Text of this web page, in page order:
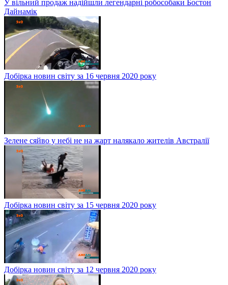
У вільний продаж надійшли легендарні робособаки Бостон
Дайнамік
Добірка новин світу за 16 червня 2020 року
Зелене сяйво у небі не на жарт налякало жителів Австралії
Добірка новин світу за 15 червня 2020 року
Добірка новин світу за 12 червня 2020 року